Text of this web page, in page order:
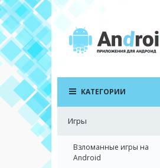
КАТЕГОРИИ
Игры
Взломанные игры на
Android